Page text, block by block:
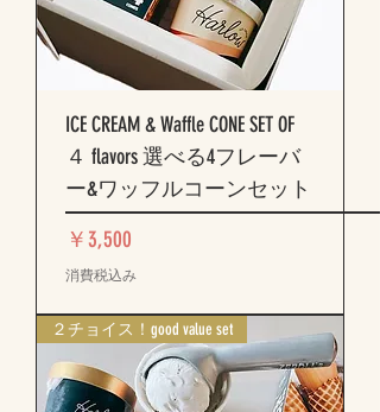
ICE CREAM & Waffle CONE SET OF
４ flavors 選べる4フレーバ
ー&ワッフルコーンセット
価格
￥3,500
消費税込み
２チョイス！good value set